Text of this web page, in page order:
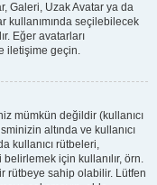
Galeri, Uzak Avatar ya da
kullanımında seçilebilecek
Eğer avatarları
iletişime geçin.
mümkün değildir (kullanıcı
altında ve kullanıcı
kullanıcı rütbeleri,
için kullanılır, örn.
rütbeye sahip olabilir. Lütfen